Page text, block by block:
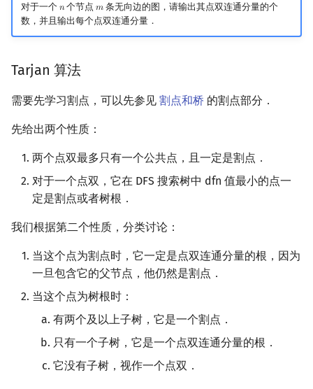
对于一个 𝑛
n个节点𝑚
m 条无向边的图，请输出其点双连通分量的个
数，并且输出每个点双连通分量．
Tarjan 算法
需要先学习割点，可以先参见 割点和桥 的割点部分．
先给出两个性质：
两个点双最多只有一个公共点，且一定是割点．
对于一个点双，它在 DFS 搜索树中 dfn 值最小的点一
定是割点或者树根．
我们根据第二个性质，分类讨论：
当这个点为割点时，它一定是点双连通分量的根，因为
一旦包含它的父节点，他仍然是割点．
当这个点为树根时：
有两个及以上子树，它是一个割点．
只有一个子树，它是一个点双连通分量的根．
它没有子树，视作一个点双．